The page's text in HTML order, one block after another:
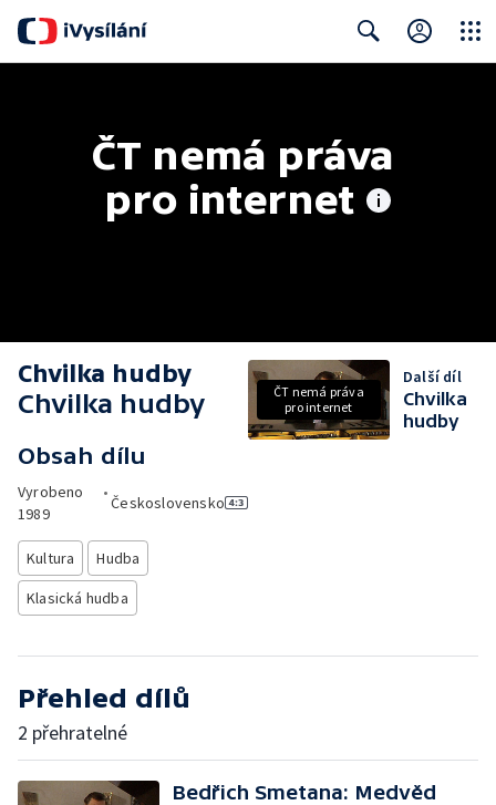
ČT nemá práva
pro internet
Chvilka hudby
Chvilka hudby
Obsah dílu
Vyrobeno
1989
•
Československo
Kultura
Hudba
Klasická hudba
ČT nemá práva
pro internet
Další díl
Chvilka
hudby
Přehled dílů
2 přehratelné
Bedřich Smetana: Medvěd